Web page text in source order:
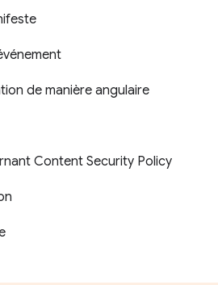
de manière angulaire
Content Security Policy